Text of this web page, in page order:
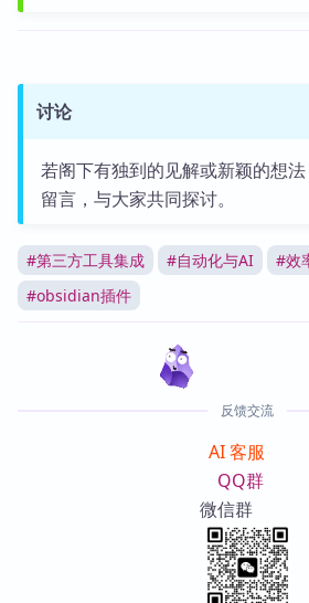
讨论
若阁下有独到的见解或新颖的想
留言，与大家共同探讨。
#第三方工具集成 #自动化与AI #效
#obsidian插件
反馈交流
AI 客服
QQ群
微信群